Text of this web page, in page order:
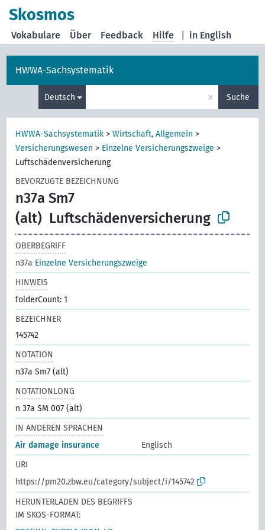
Skosmos
in English
Vokabulare Über Feedback Hilfe
HWWA-Sachsystematik
Deutsch × Suche
HWWA-Sachsystematik >Wirtschaft, Allgemein >
Versicherungswesen > Einzelne Versicherungszweige >
Luftschädenversicherung
BEVORZUGTE BEZEICHNUNG
n37a Sm7
(alt) Luftschädenversicherung
OBERBEGRIFF
n37a Einzelne Versicherungszweige
HINWEIS
folderCount: 1
BEZEICHNER
145742
NOTATION
n37a Sm7 (alt)
NOTATIONLONG
n 37a SM 007 (alt)
IN ANDEREN SPRACHEN
Air damage insurance
Englisch
URI
https://pm20.zbw.eu/category/subject/i/145742
HERUNTERLADEN DES BEGRIFFS
IM SKOS-FORMAT: